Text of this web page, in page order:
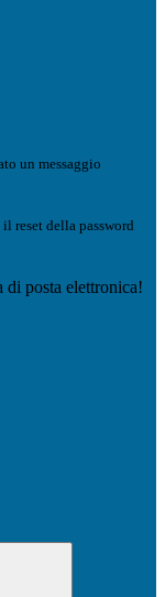
un messaggio
reset della password
di posta elettronica!